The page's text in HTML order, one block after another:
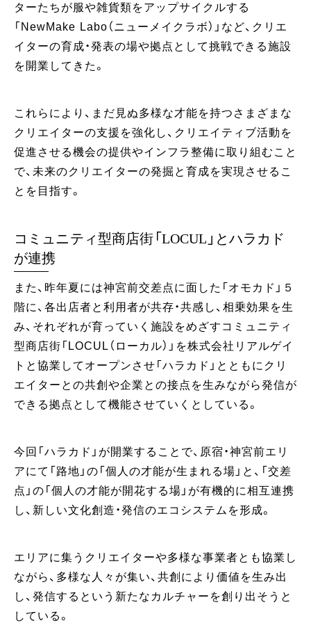
ターたちが服や雑貨類をアップサイクルする
「NewMake Labo（ニューメイクラボ）」など、クリエ
イターの育成・発表の場や拠点として挑戦できる施設
を開業してきた。
これらにより、まだ見ぬ多様な才能を持つさまざまな
クリエイターの支援を強化し、クリエイティブ活動を
促進させる機会の提供やインフラ整備に取り組むこと
で、未来のクリエイターの発掘と育成を実現させるこ
とを目指す。
コミュニティ型商店街「LOCUL」とハラカド
が連携
また、昨年夏には神宮前交差点に面した「オモカド」５
階に、各出店者と利用者が共存・共感し、相乗効果を生
み、それぞれが育っていく施設をめざすコミュニティ
型商店街「LOCUL（ローカル）」を株式会社リアルゲイ
トと協業してオープンさせ「ハラカド」とともにクリ
エイターとの共創や企業との接点を生みながら発信が
できる拠点として機能させていくとしている。
今回「ハラカド」が開業することで、原宿・神宮前エリ
アにて「路地」の「個人の才能が生まれる場」と、「交差
点」の「個人の才能が開花する場」が有機的に相互連携
し、新しい文化創造・発信のエコシステムを形成。
エリアに集うクリエイターや多様な事業者とも協業し
ながら、多様な人々が集い、共創により価値を生み出
し、発信するという新たなカルチャーを創り出そうと
している。